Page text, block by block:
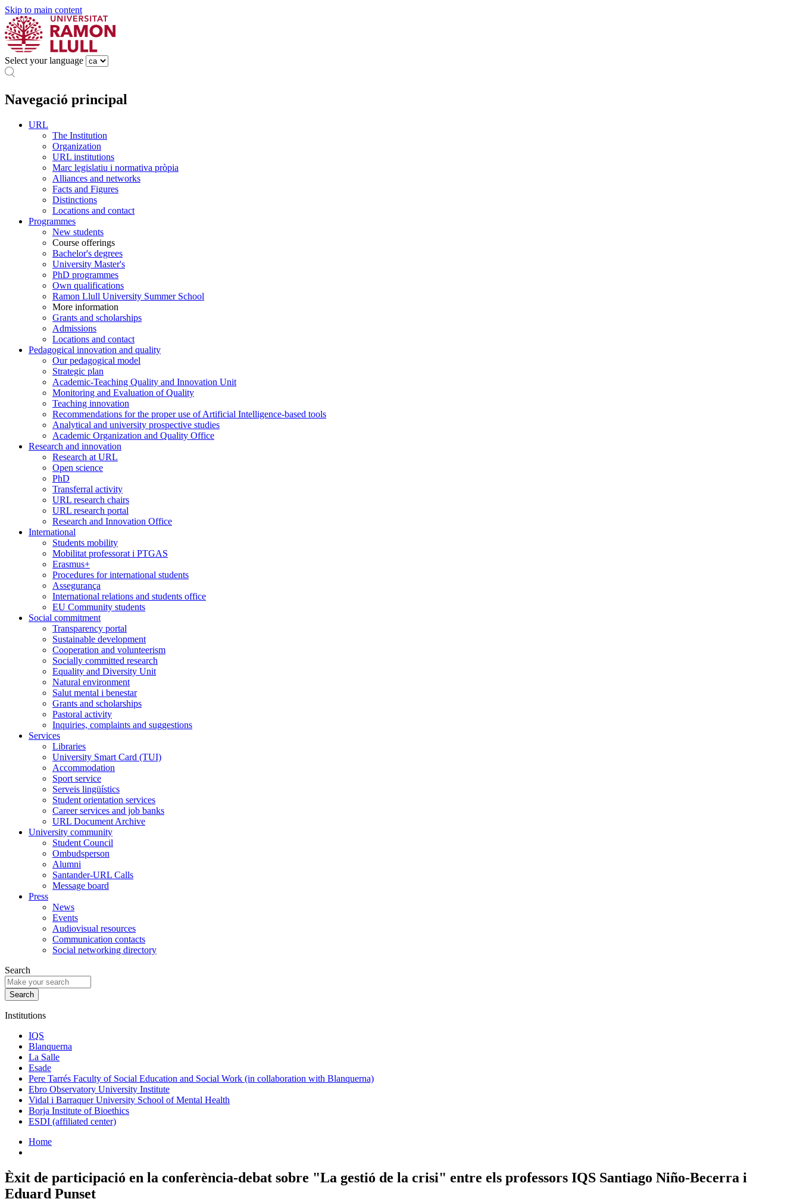
Skip to main content
Select your language
Navegació principal
URL
The Institution
Organization
URL institutions
Marc legislatiu i normativa pròpia
Alliances and networks
Facts and Figures
Distinctions
Locations and contact
Programmes
New students
Course offerings
Bachelor's degrees
University Master's
PhD programmes
Own qualifications
Ramon Llull University Summer School
More information
Grants and scholarships
Admissions
Locations and contact
Pedagogical innovation and quality
Our pedagogical model
Strategic plan
Academic-Teaching Quality and Innovation Unit
Monitoring and Evaluation of Quality
Teaching innovation
Recommendations for the proper use of Artificial Intelligence-based tools
Analytical and university prospective studies
Academic Organization and Quality Office
Research and innovation
Research at URL
Open science
PhD
Transferral activity
URL research chairs
URL research portal
Research and Innovation Office
International
Students mobility
Mobilitat professorat i PTGAS
Erasmus+
Procedures for international students
Assegurança
International relations and students office
EU Community students
Social commitment
Transparency portal
Sustainable development
Cooperation and volunteerism
Socially committed research
Equality and Diversity Unit
Natural environment
Salut mental i benestar
Grants and scholarships
Pastoral activity
Inquiries, complaints and suggestions
Services
Libraries
University Smart Card (TUI)
Accommodation
Sport service
Serveis lingüístics
Student orientation services
Career services and job banks
URL Document Archive
University community
Student Council
Ombudsperson
Alumni
Santander-URL Calls
Message board
Press
News
Events
Audiovisual resources
Communication contacts
Social networking directory
Search
Institutions
IQS
Blanquerna
La Salle
Esade
Pere Tarrés Faculty of Social Education and Social Work (in collaboration with Blanquerna)
Ebro Observatory University Institute
Vidal i Barraquer University School of Mental Health
Borja Institute of Bioethics
ESDI (affiliated center)
Home
Èxit de participació en la conferència-debat sobre "La gestió de la crisi" entre els professors IQS Santiago Niño-Becerra i
Eduard Punset